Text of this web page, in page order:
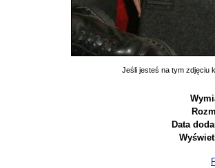
Jeśli jesteś na tym zdjęciu
Data